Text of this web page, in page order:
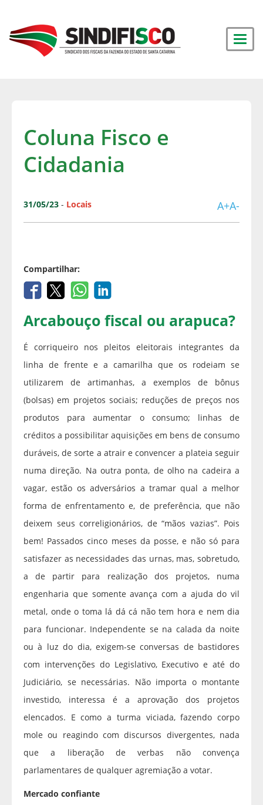
Coluna Fisco e
Cidadania
31/05/23 - Locais A+A-
Compartilhar:
Arcabouço fiscal ou arapuca?
É corriqueiro nos pleitos eleitorais integrantes da
linha de frente e a camarilha que os rodeiam se
utilizarem de artimanhas, a exemplos de bônus
(bolsas) em projetos sociais; reduções de preços nos
produtos para aumentar o consumo; linhas de
créditos a possibilitar aquisições em bens de consumo
duráveis, de sorte a atrair e convencer a plateia seguir
numa direção. Na outra ponta, de olho na cadeira a
vagar, estão os adversários a tramar qual a melhor
forma de enfrentamento e, de preferência, que não
deixem seus correligionários, de “mãos vazias”. Pois
bem! Passados cinco meses da posse, e não só para
satisfazer as necessidades das urnas, mas, sobretudo,
a de partir para realização dos projetos, numa
engenharia que somente avança com a ajuda do vil
metal, onde o toma lá dá cá não tem hora e nem dia
para funcionar. Independente se na calada da noite
ou à luz do dia, exigem-se conversas de bastidores
com intervenções do Legislativo, Executivo e até do
Judiciário, se necessárias. Não importa o montante
investido, interessa é a aprovação dos projetos
elencados. E como a turma viciada, fazendo corpo
mole ou reagindo com discursos divergentes, nada
que a liberação de verbas não convença
parlamentares de qualquer agremiação a votar.
Mercado confiante